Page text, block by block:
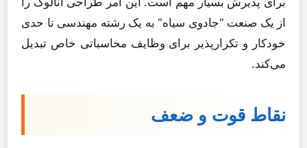
از یک صنعت "جادوی سیاه" به یک رشته مهندسی تا حدی
خودکار و تکرارپذیر برای وظایف محاسباتی خاص تبدیل
می‌کند.
نقاط قوت و ضعف